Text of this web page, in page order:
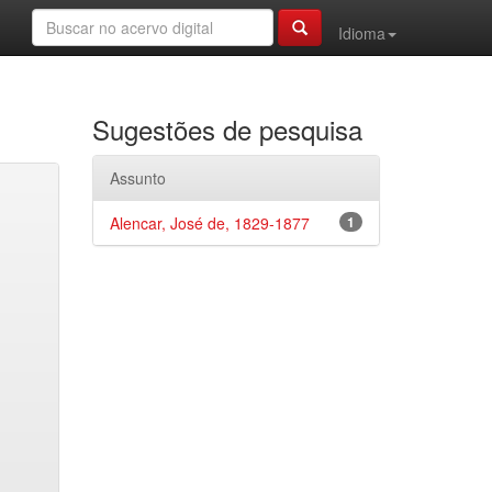
Idioma
Sugestões de pesquisa
Assunto
1
Alencar, José de, 1829-1877